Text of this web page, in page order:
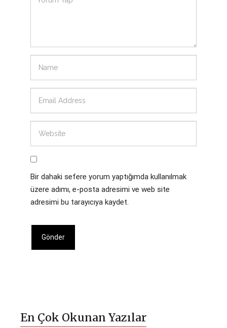
Bir dahaki sefere yorum yaptığımda kullanılmak
üzere adımı, e-posta adresimi ve web site
adresimi bu tarayıcıya kaydet.
En Çok Okunan Yazılar